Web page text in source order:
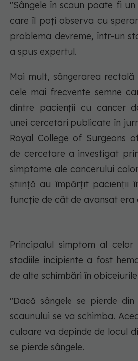
"Sângele în scaun poate fi
care îl poți observa cu
problema devreme, într-un
a spus expertul.
Mai mult, sângerarea
cele mai frecvente semne
dintre pacienții cu cancer
unei cercetări publicate în
Royal College of Surgeons
de cercetare a investigat
simptome ale cancerului
știință au împărțit pacienții
funcție de cât de avansat era
Principalul simptom al
stadiile incipiente a fost
de alte schimbări în
"Dacă sângele se pierde din
scaunului se va schimba.
culoare va depinde de locul
se pierde sângele.